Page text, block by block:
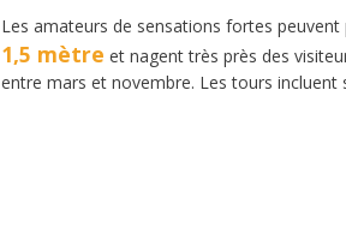
Les amateurs de sensations fortes
1,5 mètre et nagent très près des
entre mars et novembre. Les tours